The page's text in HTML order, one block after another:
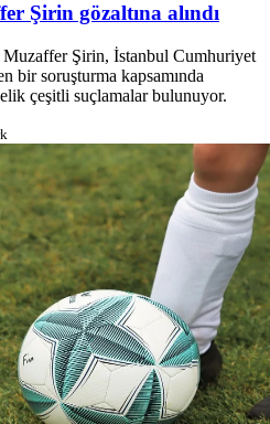
Şirin gözaltına alındı
Şirin, İstanbul Cumhuriyet
bir soruşturma kapsamında
çeşitli suçlamalar bulunuyor.